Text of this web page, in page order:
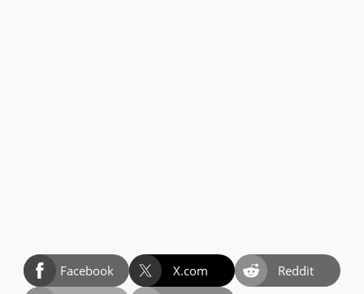
Facebook X.com
Reddit